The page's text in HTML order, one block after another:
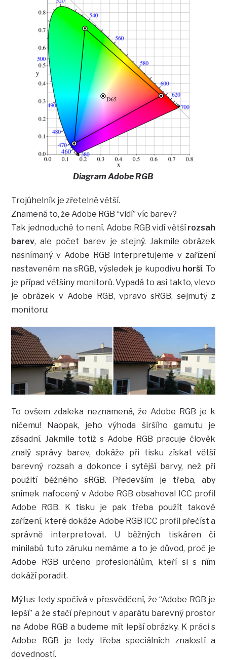
Diagram Adobe RGB
Trojúhelník je zřetelně větší.
Znamená to, že Adobe RGB “vidí” víc barev?
Tak jednoduché to není. Adobe RGB vidí většírozsah
barev, ale počet barev je stejný. Jakmile obrázek
nasnímaný v Adobe RGB interpretujeme v zařízení
nastaveném na sRGB, výsledek je kupodivu horší. To
je případ většiny monitorů. Vypadá to asi takto, vlevo
je obrázek v Adobe RGB, vpravo sRGB, sejmutý z
monitoru:
To ovšem zdaleka neznamená, že Adobe RGB je k
ničemu! Naopak, jeho výhoda širšího gamutu je
zásadní. Jakmile totiž s Adobe RGB pracuje člověk
znalý správy barev, dokáže při tisku získat větší
barevný rozsah a dokonce i sytější barvy, než při
použití běžného sRGB. Především je třeba, aby
snímek nafocený v Adobe RGB obsahoval ICC profil
Adobe RGB. K tisku je pak třeba použít takové
zařízení, které dokáže Adobe RGB ICC profil přečíst a
správně interpretovat. U běžných tiskáren či
minilabů tuto záruku nemáme a to je důvod, proč je
Adobe RGB určeno profesionálům, kteří si s ním
dokáží poradit.
Mýtus tedy spočívá v přesvědčení, že “Adobe RGB je
lepší” a že stačí přepnout v aparátu barevný prostor
na Adobe RGB a budeme mít lepší obrázky. K práci s
Adobe RGB je tedy třeba speciálních znalostí a
dovedností.